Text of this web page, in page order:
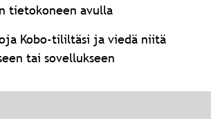
tietokoneen avulla
Kobo-tililtäsi ja viedä niitä
tai sovellukseen